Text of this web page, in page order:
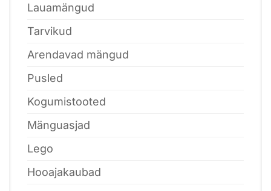
Lauamängud
Tarvikud
Arendavad mängud
Pusled
Kogumistooted
Mänguasjad
Lego
Hooajakaubad